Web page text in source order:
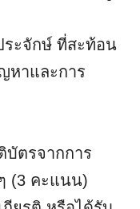
ระจักษ์ ที่สะท้อน
หาและการ
บัตรจากการ
(3 คะแนน)